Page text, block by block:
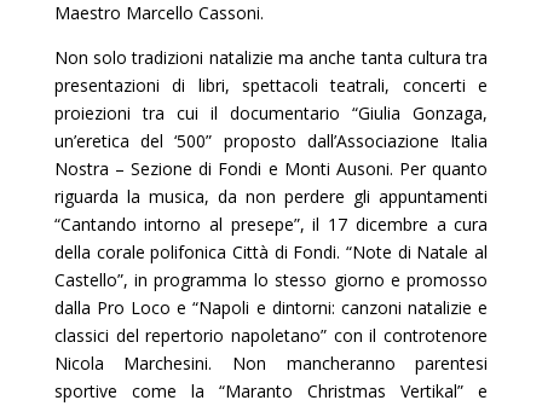
Maestro Marcello Cassoni.
Non solo tradizioni natalizie ma anche tanta cultura tra
presentazioni di libri, spettacoli teatrali, concerti e
proiezioni tra cui il documentario “Giulia Gonzaga,
un’eretica del ‘500” proposto dall’Associazione Italia
Nostra – Sezione di Fondi e Monti Ausoni. Per quanto
riguarda la musica, da non perdere gli appuntamenti
“Cantando intorno al presepe”, il 17 dicembre a cura
della corale polifonica Città di Fondi. “Note di Natale al
Castello”, in programma lo stesso giorno e promosso
dalla Pro Loco e “Napoli e dintorni: canzoni natalizie e
classici del repertorio napoletano” con il controtenore
Nicola Marchesini. Non mancheranno parentesi
sportive come la “Maranto Christmas Vertikal” e